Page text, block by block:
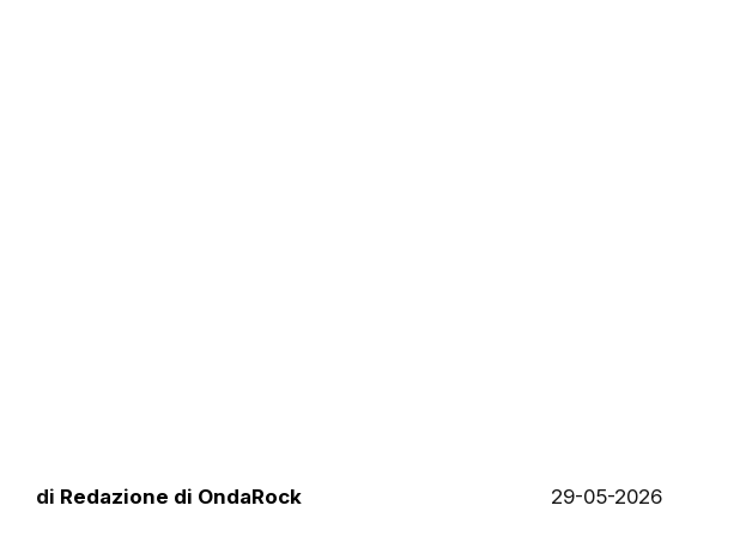
di Redazione di OndaRock 29-05-2026